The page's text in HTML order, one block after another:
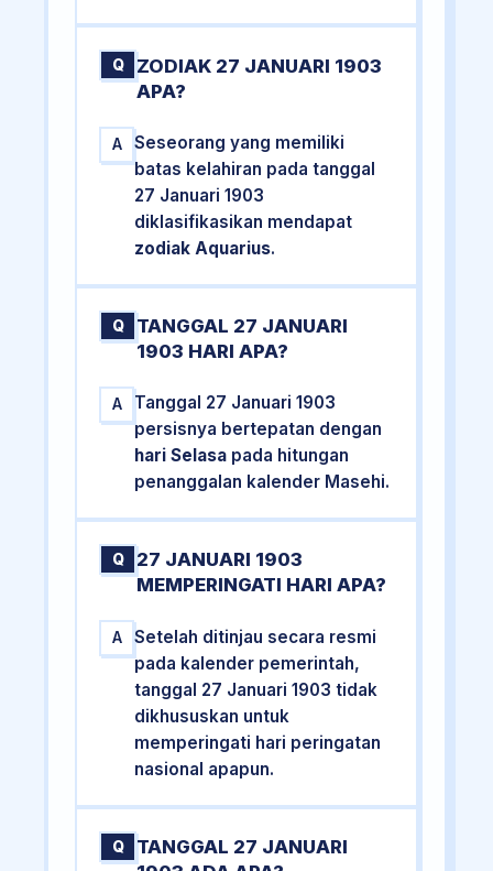
Q
ZODIAK 27 JANUARI 1903
APA?
A
Seseorang yang memiliki
batas kelahiran pada tanggal
27 Januari 1903
diklasifikasikan mendapat
zodiak Aquarius.
Q
TANGGAL 27 JANUARI
1903 HARI APA?
A
Tanggal 27 Januari 1903
persisnya bertepatan dengan
hari Selasa pada hitungan
penanggalan kalender Masehi.
Q
27 JANUARI 1903
MEMPERINGATI HARI APA?
A
Setelah ditinjau secara resmi
pada kalender pemerintah,
tanggal 27 Januari 1903 tidak
dikhususkan untuk
memperingati hari peringatan
nasional apapun.
Q
TANGGAL 27 JANUARI